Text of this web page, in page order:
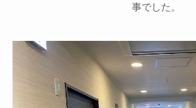
事でした。